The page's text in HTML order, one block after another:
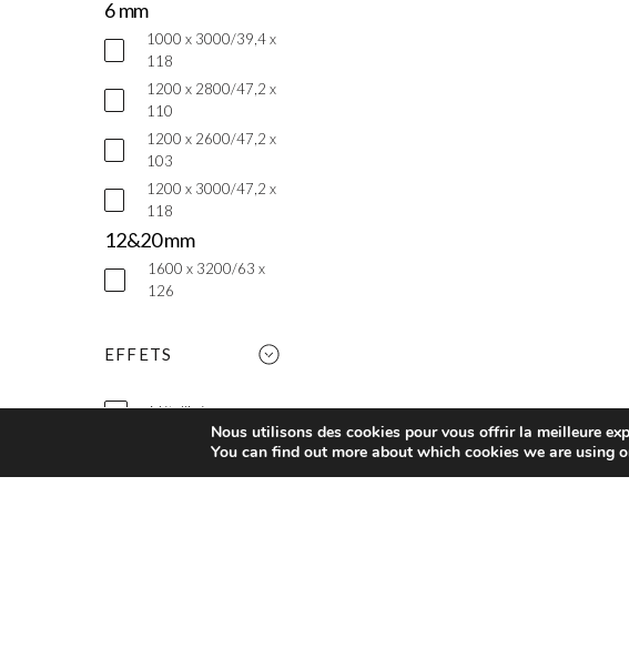
6 mm
1000 x 3000/39,4 x
118
1200 x 2800/47,2 x
110
1200 x 2600/47,2 x
103
1200 x 3000/47,2 x
118
12&20 mm
1600 x 3200/63 x
126
EFFETS
Métallisé
Nous utilisons des cookies pour vous offrir la meilleure
You can find out more about which cookies we are using